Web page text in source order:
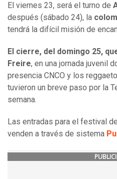
El viernes 23, será el turno de
después (sábado 24), la
tendrá la difícil misión de
El cierre, del domingo 25,
Freire, en una jornada juvenil
presencia CNCO y los
tuvieron un breve paso por la
semana.
Las entradas para el festival
venden a través de sistema